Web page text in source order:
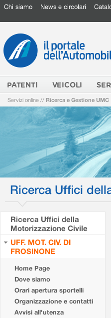
Chi siamo News e circolari
PATENTI VEICOLI
Servizi online // Ricerca e Gestione UMC
Ricerca Uffici
Ricerca Uffici della
Motorizzazione Civile
UFF. MOT. CIV. DI
FROSINONE
Home Page
Dove siamo
Orari apertura sportelli
Organizzazione e contatti
Avvisi all'utenza